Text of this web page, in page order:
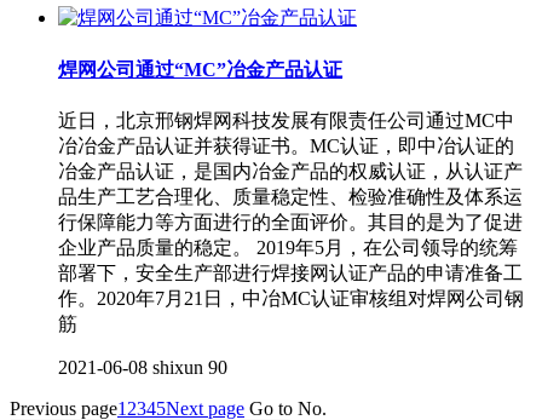
焊网公司通过“MC”冶金产品认证
近日，北京邢钢焊网科技发展有限责任公司通过MC中
冶冶金产品认证并获得证书。MC认证，即中冶认证的
冶金产品认证，是国内冶金产品的权威认证，从认证产
品生产工艺合理化、质量稳定性、检验准确性及体系运
行保障能力等方面进行的全面评价。其目的是为了促进
企业产品质量的稳定。 2019年5月，在公司领导的统筹
部署下，安全生产部进行焊接网认证产品的申请准备工
作。2020年7月21日，中冶MC认证审核组对焊网公司钢
筋
2021-06-08 shixun 90
Previous page1 2345Next page Go to No.